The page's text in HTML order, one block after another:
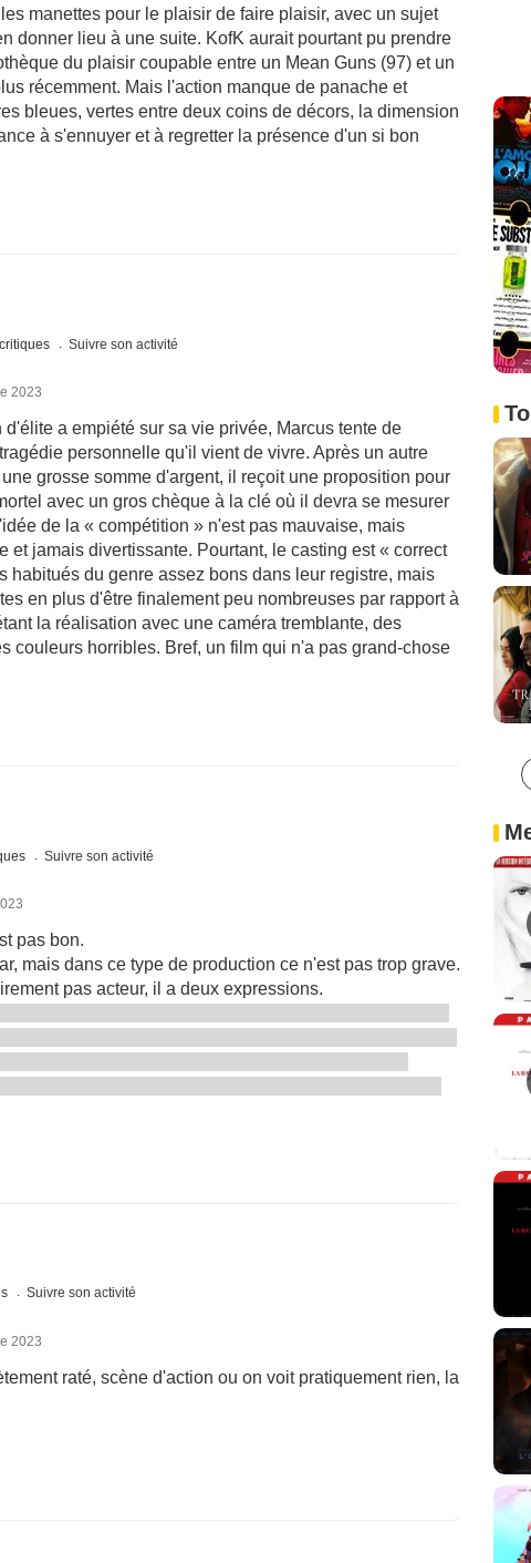
manettes pour le plaisir de faire plaisir, avec un sujet
donner lieu à une suite. KofK aurait pourtant pu prendre
du plaisir coupable entre un Mean Guns (97) et un
récemment. Mais l'action manque de panache et
bleues, vertes entre deux coins de décors, la dimension
à s'ennuyer et à regretter la présence d'un si bon
Suivre son activité
2023
a empiété sur sa vie privée, Marcus tente de
personnelle qu'il vient de vivre. Après un autre
grosse somme d'argent, il reçoit une proposition pour
avec un gros chèque à la clé où il devra se mesurer
de la « compétition » n'est pas mauvaise, mais
et jamais divertissante. Pourtant, le casting est « correct
habitués du genre assez bons dans leur registre, mais
en plus d'être finalement peu nombreuses par rapport à
la réalisation avec une caméra tremblante, des
couleurs horribles. Bref, un film qui n'a pas grand-chose
Suivre son activité
pas bon.
mais dans ce type de production ce n'est pas trop grave.
pas acteur, il a deux expressions.
Suivre son activité
2023
raté, scène d'action ou on voit pratiquement rien, la